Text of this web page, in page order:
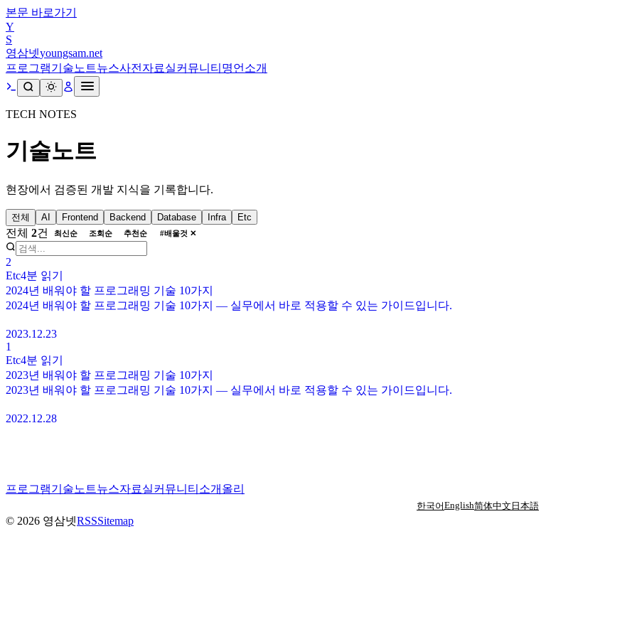
본문 바로가기
Y
S
영삼넷youngsam.net
프로그램기술노트뉴스사전 자료실커뮤니티 명언 소개
TECH NOTES
기술노트
현장에서 검증된 개발 지식을 기록합니다.
전체 AI Frontend Backend Database Infra Etc
전체 2건 최신순 조회순 추천순 #배울것 ✕
2
Etc4분 읽기
2024년 배워야 할 프로그래밍 기술 10가지
2024년 배워야 할 프로그래밍 기술 10가지 — 실무에서 바로 적용할 수 있는 가이드입니다.
2023.12.23
1
Etc4분 읽기
2023년 배워야 할 프로그래밍 기술 10가지
2023년 배워야 할 프로그래밍 기술 10가지 — 실무에서 바로 적용할 수 있는 가이드입니다.
2022.12.28
프로그램기술노트뉴스자료실커뮤니티 소개 올리
한국어English简体中文 日本語
© 2026 영삼넷RSSSitemap